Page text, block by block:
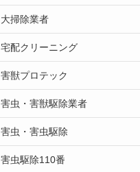
大掃除業者
宅配クリーニング
害獣プロテック
害虫・害獣駆除業者
害虫・害虫駆除
害虫駆除110番